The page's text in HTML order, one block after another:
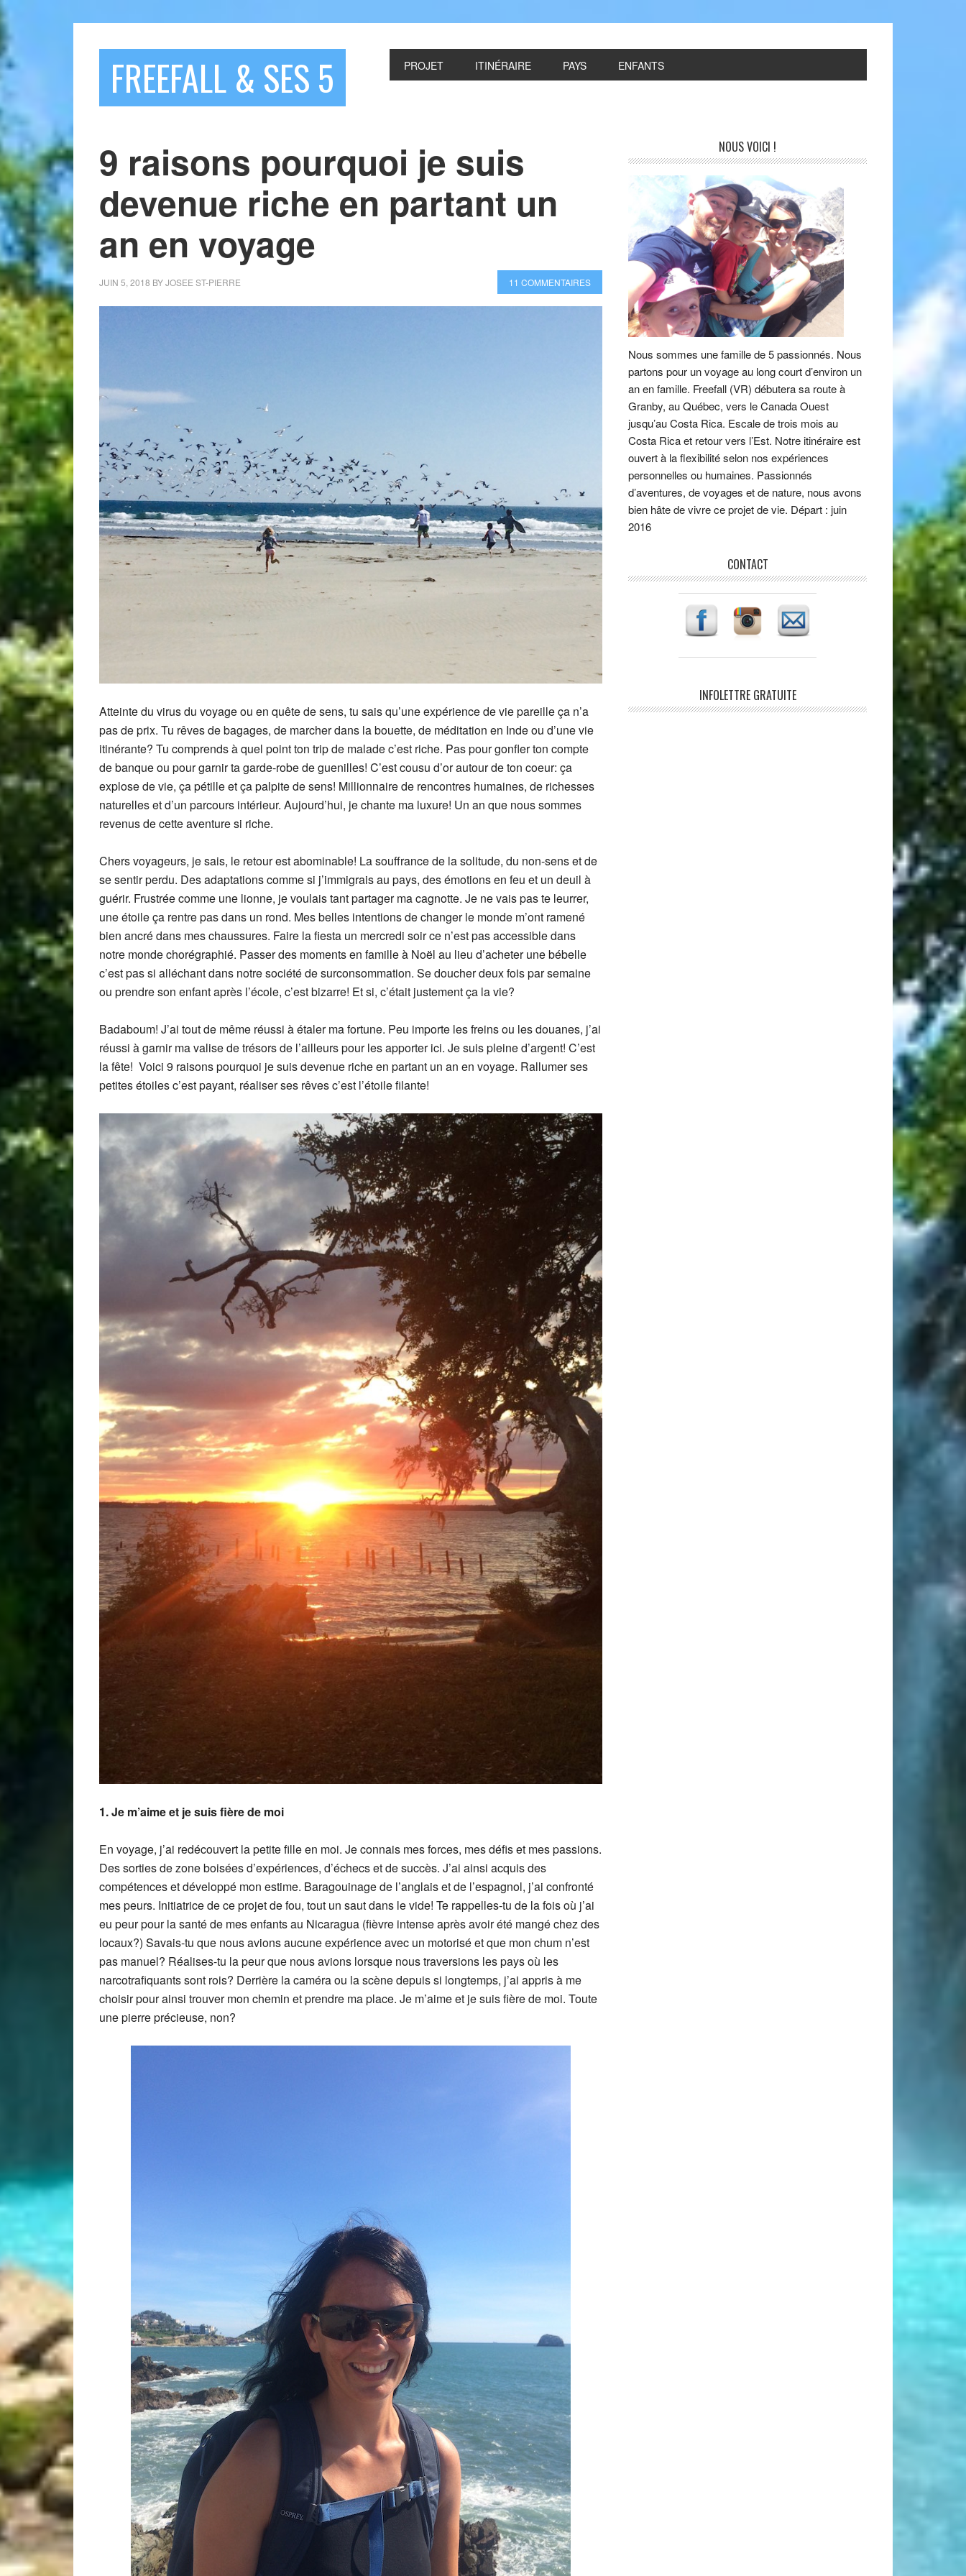
FREEFALL & SES 5 PROJET ITINÉRAIRE PAYS ENFANTS
9 raisons pourquoi je suis
devenue riche en partant un
an en voyage
JUIN 5, 2018 BYJOSEE ST-PIERRE 11 COMMENTAIRES
Atteinte du virus du voyage ou en quête de sens, tu sais qu’une expérience de vie pareille ça n’a
pas de prix. Tu rêves de bagages, de marcher dans la bouette, de méditation en Inde ou d’une vie
itinérante? Tu comprends à quel point ton trip de malade c’est riche. Pas pour gonfler ton compte
de banque ou pour garnir ta garde-robe de guenilles! C’est cousu d’or autour de ton coeur: ça
explose de vie, ça pétille et ça palpite de sens! Millionnaire de rencontres humaines, de richesses
naturelles et d’un parcours intérieur. Aujourd’hui, je chante ma luxure! Un an que nous sommes
revenus de cette aventure si riche.
Chers voyageurs, je sais, le retour est abominable! La souffrance de la solitude, du non-sens et de
se sentir perdu. Des adaptations comme si j’immigrais au pays, des émotions en feu et un deuil à
guérir. Frustrée comme une lionne, je voulais tant partager ma cagnotte. Je ne vais pas te leurrer,
une étoile ça rentre pas dans un rond. Mes belles intentions de changer le monde m’ont ramené
bien ancré dans mes chaussures. Faire la fiesta un mercredi soir ce n’est pas accessible dans
notre monde chorégraphié. Passer des moments en famille à Noël au lieu d’acheter une bébelle
c’est pas si alléchant dans notre société de surconsommation. Se doucher deux fois par semaine
ou prendre son enfant après l’école, c’est bizarre! Et si, c’était justement ça la vie?
Badaboum! J’ai tout de même réussi à étaler ma fortune. Peu importe les freins ou les douanes, j’ai
réussi à garnir ma valise de trésors de l’ailleurs pour les apporter ici. Je suis pleine d’argent! C’est
la fête! Voici 9 raisons pourquoi je suis devenue riche en partant un an en voyage. Rallumer ses
petites étoiles c’est payant, réaliser ses rêves c’est l’étoile filante!
1. Je m’aime et je suis fière de moi
En voyage, j’ai redécouvert la petite fille en moi. Je connais mes forces, mes défis et mes passions.
Des sorties de zone boisées d’expériences, d’échecs et de succès. J’ai ainsi acquis des
compétences et développé mon estime. Baragouinage de l’anglais et de l’espagnol, j’ai confronté
mes peurs. Initiatrice de ce projet de fou, tout un saut dans le vide! Te rappelles-tu de la fois où j’ai
eu peur pour la santé de mes enfants au Nicaragua (fièvre intense après avoir été mangé chez des
locaux?) Savais-tu que nous avions aucune expérience avec un motorisé et que mon chum n’est
pas manuel? Réalises-tu la peur que nous avions lorsque nous traversions les pays où les
narcotrafiquants sont rois? Derrière la caméra ou la scène depuis si longtemps, j’ai appris à me
choisir pour ainsi trouver mon chemin et prendre ma place. Je m’aime et je suis fière de moi. Toute
une pierre précieuse, non?
NOUS VOICI !
Nous sommes une famille de 5 passionnés. Nous
partons pour un voyage au long court d’environ un
an en famille. Freefall (VR) débutera sa route à
Granby, au Québec, vers le Canada Ouest
jusqu’au Costa Rica. Escale de trois mois au
Costa Rica et retour vers l’Est. Notre itinéraire est
ouvert à la flexibilité selon nos expériences
personnelles ou humaines. Passionnés
d’aventures, de voyages et de nature, nous avons
bien hâte de vivre ce projet de vie. Départ : juin
2016
CONTACT
INFOLETTRE GRATUITE